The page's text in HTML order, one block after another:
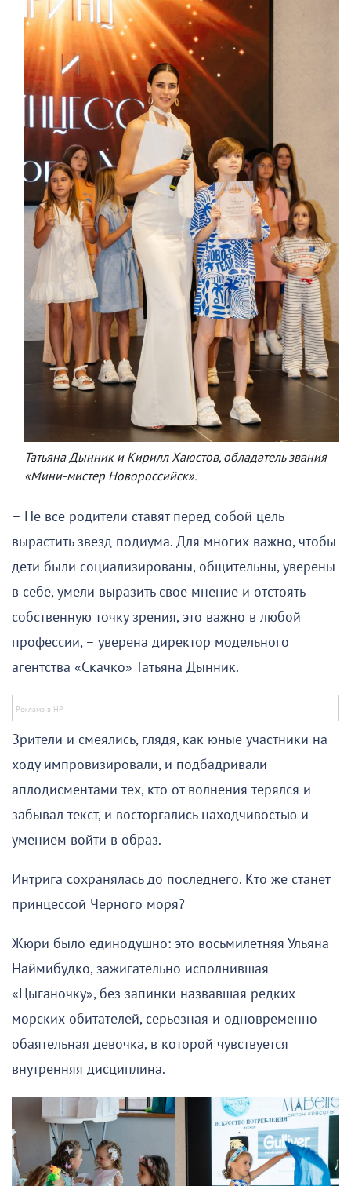
Татьяна Дынник и Кирилл Хаюстов, обладатель звания
«Мини-мистер Новороссийск».
– Не все родители ставят перед собой цель
вырастить звезд подиума. Для многих важно, чтобы
дети были социализированы, общительны, уверены
в себе, умели выразить свое мнение и отстоять
собственную точку зрения, это важно в любой
профессии, – уверена директор модельного
агентства «Скачко» Татьяна Дынник.
Зрители и смеялись, глядя, как юные участники на
ходу импровизировали, и подбадривали
аплодисментами тех, кто от волнения терялся и
забывал текст, и восторгались находчивостью и
умением войти в образ.
Интрига сохранялась до последнего. Кто же станет
принцессой Черного моря?
Жюри было единодушно: это восьмилетняя Ульяна
Наймибудко, зажигательно исполнившая
«Цыганочку», без запинки назвавшая редких
морских обитателей, серьезная и одновременно
обаятельная девочка, в которой чувствуется
внутренняя дисциплина.